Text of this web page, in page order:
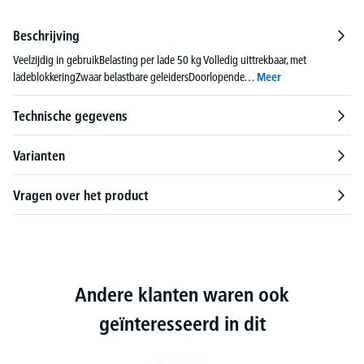
Beschrijving
Veelzijdig in gebruikBelasting per lade 50 kg Volledig uittrekbaar, met
ladeblokkeringZwaar belastbare geleidersDoorlopende… Meer
Technische gegevens
Varianten
Vragen over het product
Andere klanten waren ook
geïnteresseerd in dit